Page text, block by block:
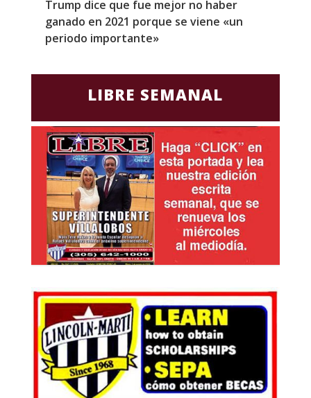
Trump dice que fue mejor no haber
ganado en 2021 porque se viene «un
periodo importante»
LIBRE SEMANAL